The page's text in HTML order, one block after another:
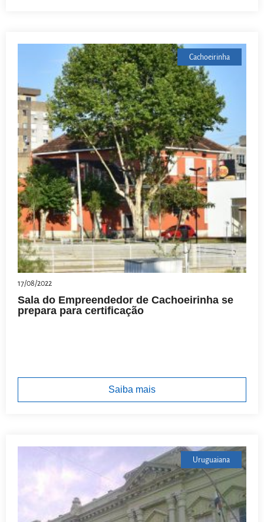
Cachoeirinha
17/08/2022
Sala do Empreendedor de Cachoeirinha se
prepara para certificação
Saiba mais
Uruguaiana